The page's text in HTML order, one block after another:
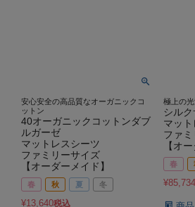
安心安全の高品質なオーガニックコ
ットン
40オーガニックコットンダブ
ルガーゼ
マットレスシーツ
ファミリーサイズ
【オーダーメイド】
春 秋 夏 冬
¥13,640税込
極上の
シル
マッ
ファ
【オ
春
¥85,734